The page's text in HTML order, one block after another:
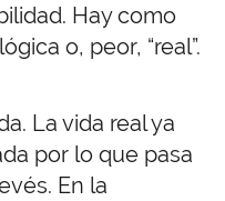
Hay como
o, peor, “real”.
La vida real ya
por lo que pasa
En la